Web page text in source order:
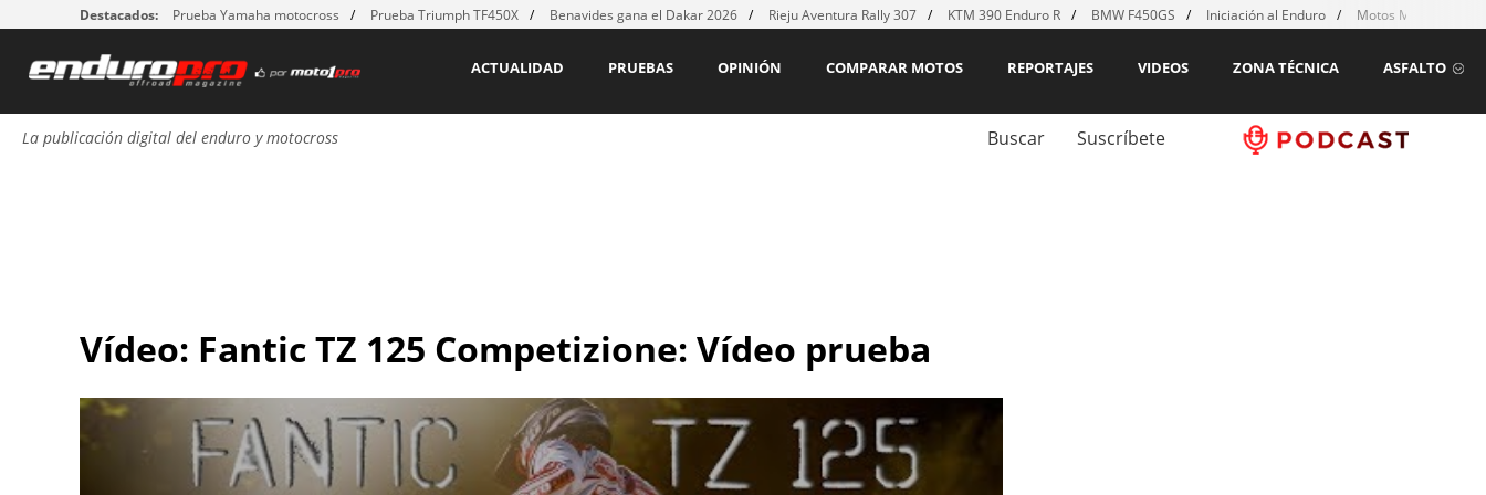
Destacados: Prueba Yamaha motocross Prueba Triumph TF450X Benavides gana el Dakar 2026 Rieju Aventura Rally 307 KTM 390 Enduro R BMW F450GS Iniciación al Enduro Motos MX para
ASFALTO
ZONA TÉCNICA
VIDEOS
REPORTAJES
COMPARAR MOTOS
OPINIÓN
PRUEBAS
ACTUALIDAD
La publicación digital del enduro y motocross Buscar Suscríbete
Vídeo: Fantic TZ 125 Competizione: Vídeo prueba